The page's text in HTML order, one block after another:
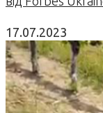
17.07.2023